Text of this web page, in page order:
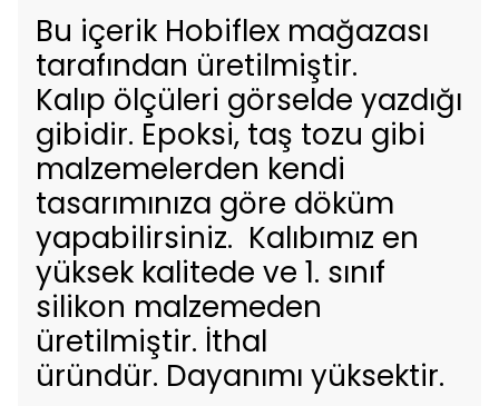
Bu içerik Hobiflex mağazası
tarafından üretilmiştir.
Kalıp ölçüleri görselde yazdığı
gibidir. Epoksi, taş tozu gibi
malzemelerden kendi
tasarımınıza göre döküm
yapabilirsiniz. Kalıbımız en
yüksek kalitede ve 1. sınıf
silikon malzemeden
üretilmiştir. İthal
üründür. Dayanımı yüksektir.